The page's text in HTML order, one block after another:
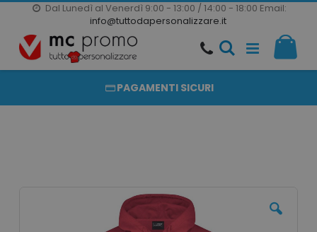
Dal Lunedì al Venerdì 9:00 - 13:00 / 14:00 - 18:00 Email:
info@tuttodapersonalizzare.it
Salta
al
contenuto
20000 PRODOTTI
PRODOTTI COMPLETAMENTE PERSONALIZZABILI
PAGAMENTI SICURI